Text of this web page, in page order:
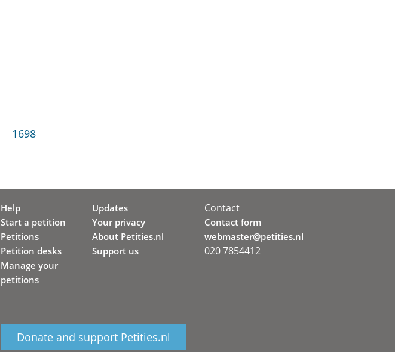
1698
Help
Start a petition
Petitions
Petition desks
Manage your
petitions
Updates
Your privacy
About Petities.nl
Support us
Donate and support Petities.nl
Contact
Contact form
webmaster@petities.nl
020 7854412